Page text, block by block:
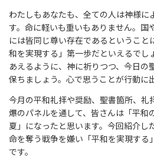
わたしもあなたも、全ての人は神様に
す。命に軽いも重いもありません。国
には皆同じ尊い存在であるということ
和を実現する」第一歩だといえるでし
あえるように、神に祈りつつ、今日の
保ちましょう。心で思うことが行動に
今月の平和礼拝や奨励、聖書箇所、礼
爆のパネルを通して、皆さんは「平和
夏」になったと思います。今回紹介し
命を奪う戦争を嫌い「平和を実現する
です。